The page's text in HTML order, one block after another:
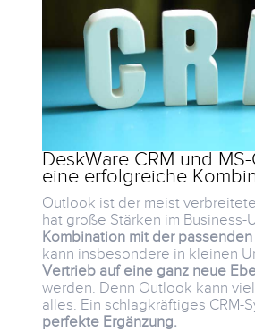
DeskWare CRM und
eine erfolgreiche
Outlook ist der meist
hat große Stärken im Business-
Kombination mit der passenden
kann insbesondere in kleinen
Vertrieb auf eine ganz neue
werden. Denn Outlook kann
alles. Ein schlagkräftiges CRM-
perfekte Ergänzung.